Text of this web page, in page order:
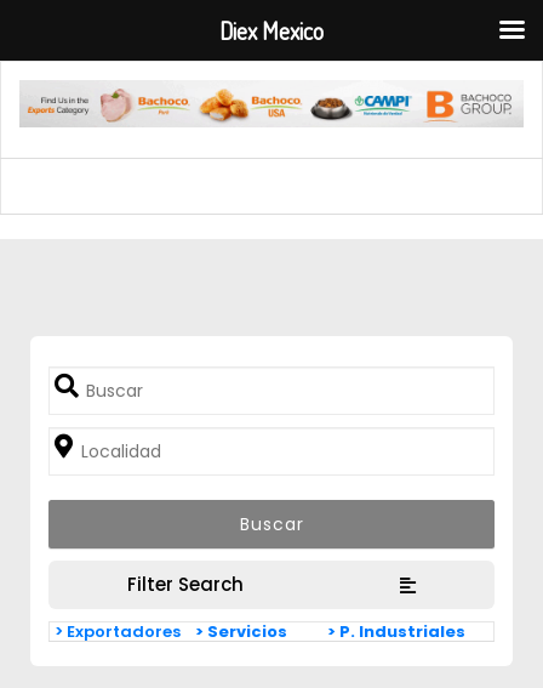
Filter Search
> Exportadores > Servicios > P. Industriales
Diex Mexico